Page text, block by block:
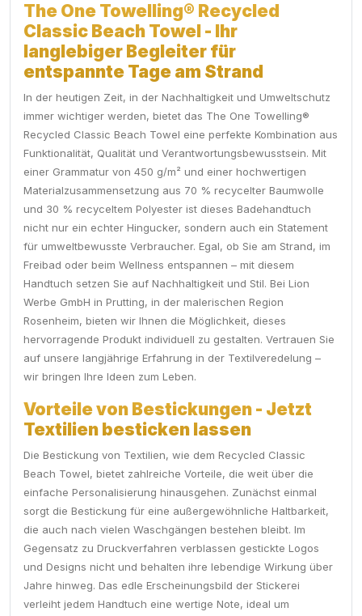
The One Towelling® Recycled
Classic Beach Towel - Ihr
langlebiger Begleiter für
entspannte Tage am Strand
In der heutigen Zeit, in der Nachhaltigkeit und Umweltschutz
immer wichtiger werden, bietet das The One Towelling®
Recycled Classic Beach Towel eine perfekte Kombination aus
Funktionalität, Qualität und Verantwortungsbewusstsein. Mit
einer Grammatur von 450 g/m² und einer hochwertigen
Materialzusammensetzung aus 70 % recycelter Baumwolle
und 30 % recyceltem Polyester ist dieses Badehandtuch
nicht nur ein echter Hingucker, sondern auch ein Statement
für umweltbewusste Verbraucher. Egal, ob Sie am Strand, im
Freibad oder beim Wellness entspannen – mit diesem
Handtuch setzen Sie auf Nachhaltigkeit und Stil. Bei Lion
Werbe GmbH in Prutting, in der malerischen Region
Rosenheim, bieten wir Ihnen die Möglichkeit, dieses
hervorragende Produkt individuell zu gestalten. Vertrauen Sie
auf unsere langjährige Erfahrung in der Textilveredelung –
wir bringen Ihre Ideen zum Leben.
Vorteile von Bestickungen - Jetzt
Textilien besticken lassen
Die Bestickung von Textilien, wie dem Recycled Classic
Beach Towel, bietet zahlreiche Vorteile, die weit über die
einfache Personalisierung hinausgehen. Zunächst einmal
sorgt die Bestickung für eine außergewöhnliche Haltbarkeit,
die auch nach vielen Waschgängen bestehen bleibt. Im
Gegensatz zu Druckverfahren verblassen gestickte Logos
und Designs nicht und behalten ihre lebendige Wirkung über
Jahre hinweg. Das edle Erscheinungsbild der Stickerei
verleiht jedem Handtuch eine wertige Note, ideal um